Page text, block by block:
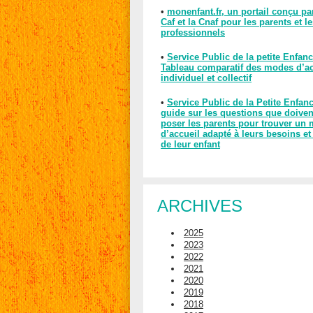
• monenfant.fr, un portail conçu
Caf et la Cnaf pour les parents et
professionnels
• Service Public de la petite
Tableau comparatif des modes
individuel et collectif
• Service Public de la Petite
guide sur les questions que
poser les parents pour trouver un
d’accueil adapté à leurs besoins
de leur enfant
ARCHIVES
2025
2023
2022
2021
2020
2019
2018